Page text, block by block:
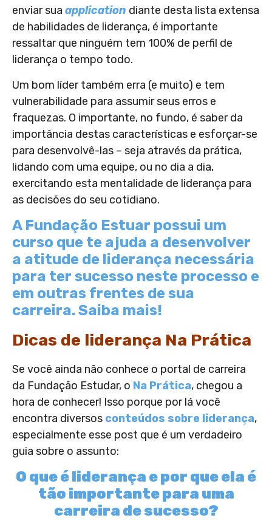
enviar sua application diante desta lista extensa
de habilidades de liderança, é importante
ressaltar que ninguém tem 100% de perfil de
liderança o tempo todo.
Um bom líder também erra (e muito) e tem
vulnerabilidade para assumir seus erros e
fraquezas. O importante, no fundo, é saber da
importância destas características e esforçar-se
para desenvolvê-las – seja através da prática,
lidando com uma equipe, ou no dia a dia,
exercitando esta mentalidade de liderança para
as decisões do seu cotidiano.
A Fundação Estuar possui um
curso que te ajuda a desenvolver
a atitude de liderança necessária
para ter sucesso neste processo e
em outras frentes de sua
carreira. Saiba mais!
Dicas de liderança Na Prática
Se você ainda não conhece o portal de carreira
da Fundação Estudar, o Na Prática, chegou a
hora de conhecer! Isso porque por lá você
encontra diversos conteúdos sobre liderança,
especialmente esse post que é um verdadeiro
guia sobre o assunto:
O que é liderança e por que ela é
tão importante para uma
carreira de sucesso?